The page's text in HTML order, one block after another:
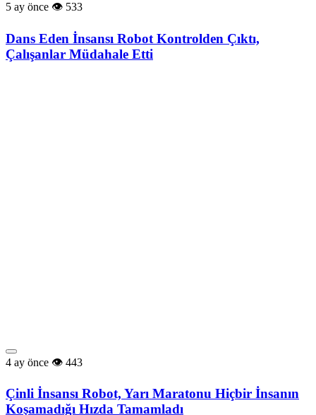
5 ay önce 533
Dans Eden İnsansı Robot Kontrolden Çıktı,
Çalışanlar Müdahale Etti
4 ay önce 443
Çinli İnsansı Robot, Yarı Maratonu Hiçbir İnsanın
Koşamadığı Hızda Tamamladı